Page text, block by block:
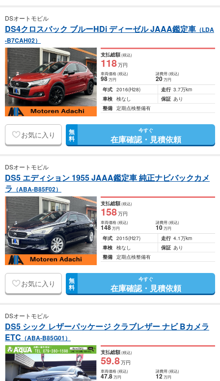
DSオートモビル
DS4クロスバック ブルーHDi ディーゼル JAAA鑑定車 （LDA
-B7CAH02）
支払総額(税込)
118万円
車両価格(税込)
98万円
諸費用 (税込)
20 万円
年式 2016(H28) 走行 3.7万km
車検 検なし 保証 あり
整備 定期点検整備有
お気に入り 無
料
今すぐ
在庫確認・見積依頼
DSオートモビル
DS5 エディション 1955 JAAA鑑定車 純正ナビバックカメ
ラ （ABA-B85F02）
支払総額(税込)
158万円
車両価格(税込)
148万円
諸費用 (税込)
10 万円
年式 2015(H27) 走行 4.1万km
車検 検なし 保証 あり
整備 定期点検整備有
お気に入り 無
料
今すぐ
在庫確認・見積依頼
DSオートモビル
DS5 シック レザーパッケージ クラブレザー ナビ Bカメラ
ETC （ABA-B85G01）
支払総額(税込)
59.8万円
車両価格(税込)
47.8万円
諸費用 (税込)
12 万円